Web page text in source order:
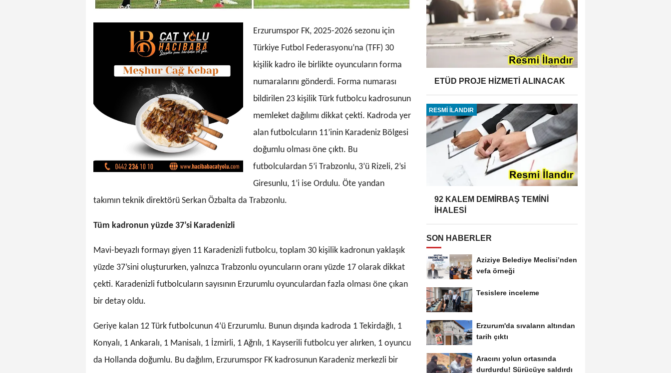
Erzurumspor FK, 2025-2026 sezonu için
Türkiye Futbol Federasyonu’na (TFF) 30
kişilik kadro ile birlikte oyuncuların forma
numaralarını gönderdi. Forma numarası
bildirilen 23 kişilik Türk futbolcu kadrosunun
memleket dağılımı dikkat çekti. Kadroda yer
alan futbolcuların 11’inin Karadeniz Bölgesi
doğumlu olması öne çıktı. Bu
futbolculardan 5’i Trabzonlu, 3’ü Rizeli, 2’si
Giresunlu, 1’i ise Ordulu. Öte yandan
takımın teknik direktörü Serkan Özbalta da Trabzonlu.
Tüm kadronun yüzde 37’si Karadenizli
Mavi-beyazlı formayı giyen 11 Karadenizli futbolcu, toplam 30 kişilik kadronun yaklaşık
yüzde 37’sini oluştururken, yalnızca Trabzonlu oyuncuların oranı yüzde 17 olarak dikkat
çekti. Karadenizli futbolcuların sayısının Erzurumlu oyunculardan fazla olması öne çıkan
bir detay oldu.
Geriye kalan 12 Türk futbolcunun 4’ü Erzurumlu. Bunun dışında kadroda 1 Tekirdağlı, 1
Konyalı, 1 Ankaralı, 1 Manisalı, 1 İzmirli, 1 Ağrılı, 1 Kayserili futbolcu yer alırken, 1 oyuncu
da Hollanda doğumlu. Bu dağılım, Erzurumspor FK kadrosunun Karadeniz merkezli bir
ETÜD PROJE HİZMETİ ALINACAK
RESMİ İLANDIR
92 KALEM DEMİRBAŞ TEMİNİ
İHALESİ
SON HABERLER
Aziziye Belediye Meclisi’nden
vefa örneği
Tesislere inceleme
Erzurum'da sıvaların altından
tarih çıktı
Aracını yolun ortasında
durdurdu! Sürücüye saldırdı